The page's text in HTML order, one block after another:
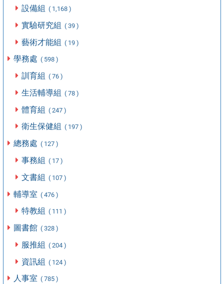
設備組 ( 1,168 )
實驗研究組 ( 39 )
藝術才能組 ( 19 )
學務處 ( 598 )
訓育組 ( 76 )
生活輔導組 ( 78 )
體育組 ( 247 )
衛生保健組 ( 197 )
總務處 ( 127 )
事務組 ( 17 )
文書組 ( 107 )
輔導室 ( 476 )
特教組 ( 111 )
圖書館 ( 328 )
服推組 ( 204 )
資訊組 ( 124 )
人事室 ( 785 )